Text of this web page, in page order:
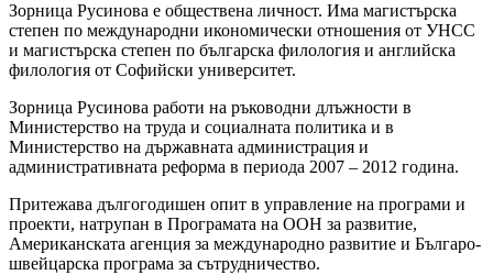
Зорница Русинова е обществена личност. Има магистърска
степен по международни икономически отношения от УНСС
и магистърска степен по българска филология и английска
филология от Софийски университет.
Зорница Русинова работи на ръководни длъжности в
Министерство на труда и социалната политика и в
Министерство на държавната администрация и
административната реформа в периода 2007 – 2012 година.
Притежава дългогодишен опит в управление на програми и
проекти, натрупан в Програмата на ООН за развитие,
Американската агенция за международно развитие и Българо-
швейцарска програма за сътрудничество.